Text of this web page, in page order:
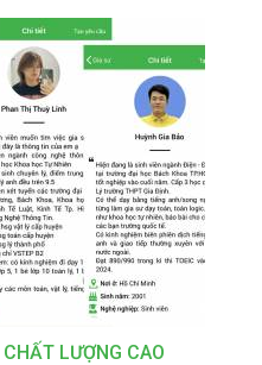
LƯỢNG CAO